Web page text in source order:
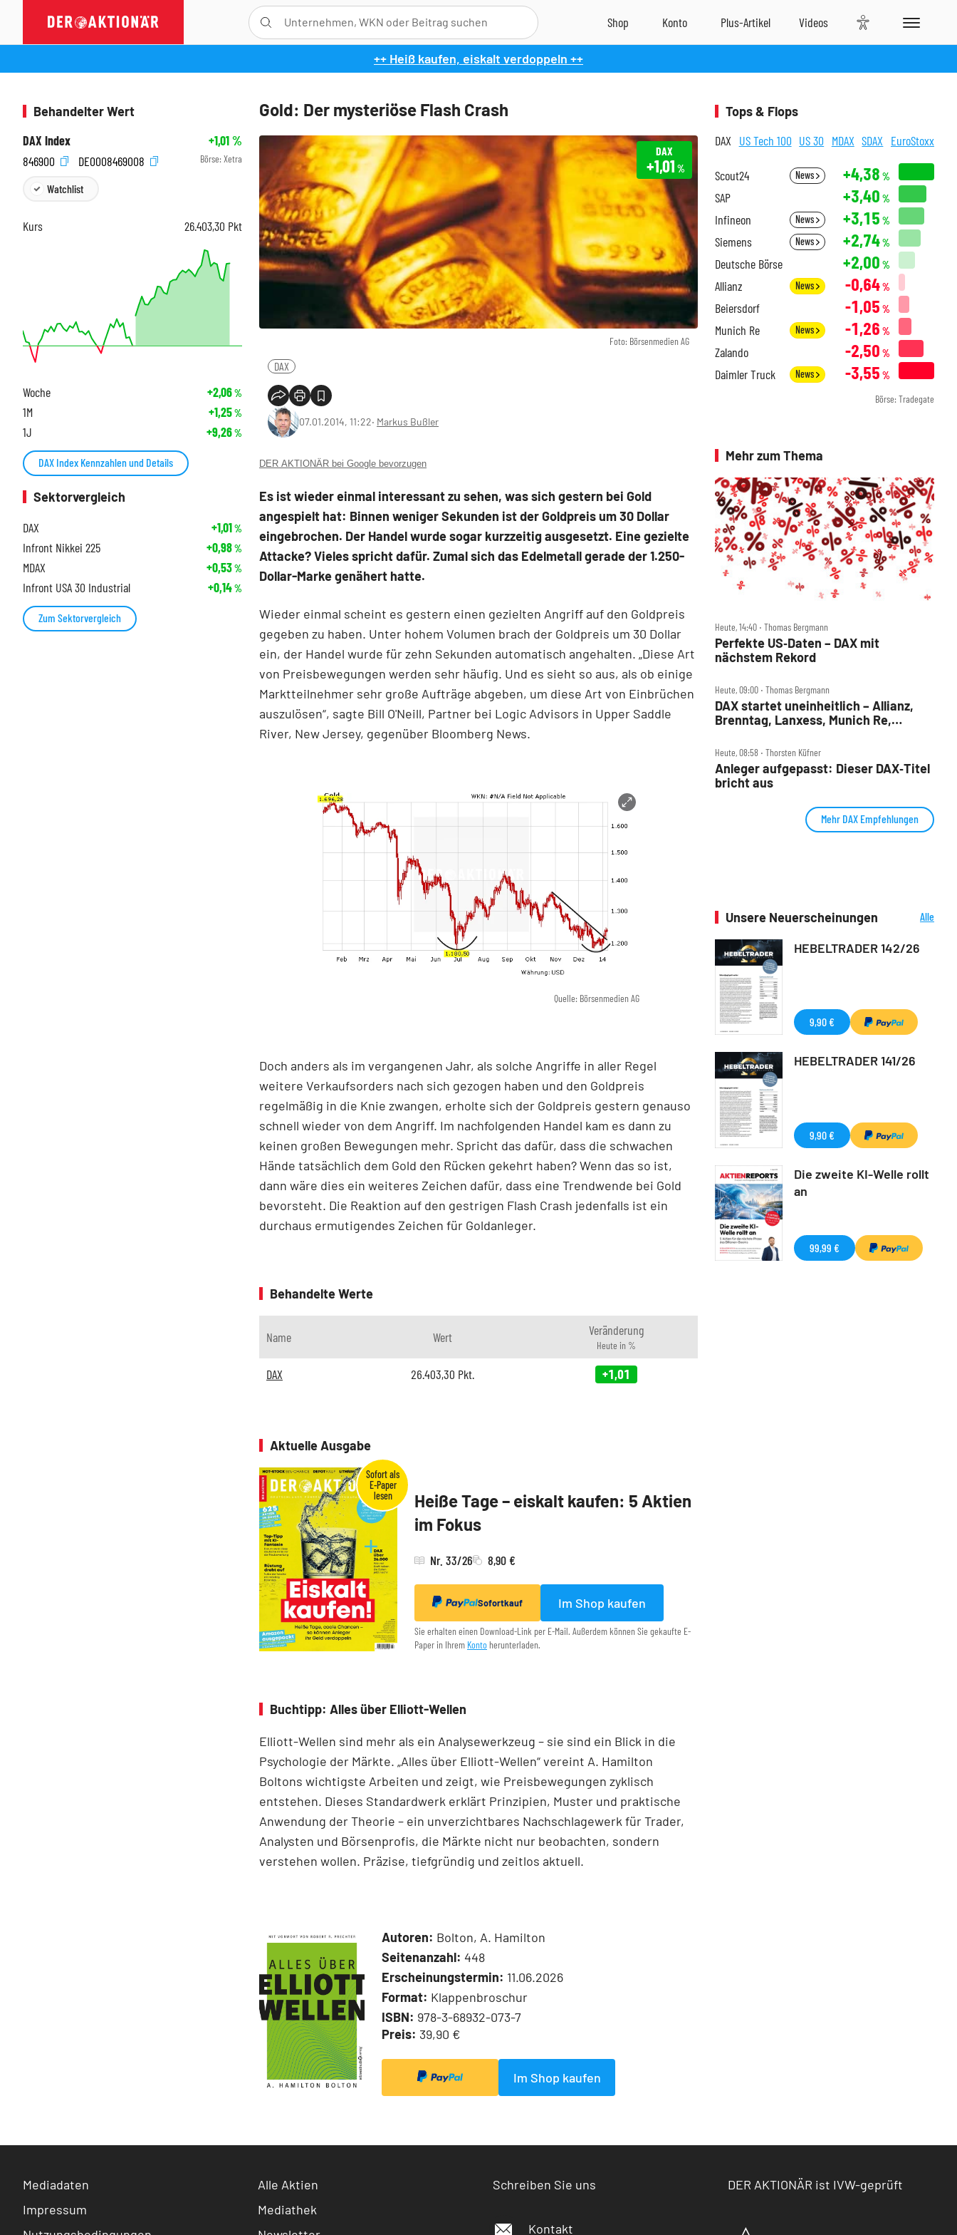
++ Heiß kaufen, eiskalt verdoppeln ++
Gold: Der mysteriöse Flash Crash
Foto: Börsenmedien AG
DAX
+1,01 %
DAX
07.01.2014, 11:22‧ Markus Bußler
DER AKTIONÄR bei Google bevorzugen
Es ist wieder einmal interessant zu sehen, was sich gestern bei Gold
angespielt hat: Binnen weniger Sekunden ist der Goldpreis um 30 Dollar
eingebrochen. Der Handel wurde sogar kurzzeitig ausgesetzt. Eine gezielte
Attacke? Vieles spricht dafür. Zumal sich das Edelmetall gerade der 1.250-
Dollar-Marke genähert hatte.
Wieder einmal scheint es gestern einen gezielten Angriff auf den Goldpreis
gegeben zu haben. Unter hohem Volumen brach der Goldpreis um 30 Dollar
ein, der Handel wurde für zehn Sekunden automatisch angehalten. „Diese Art
von Preisbewegungen werden sehr häufig. Und es sieht so aus, als ob einige
Marktteilnehmer sehr große Aufträge abgeben, um diese Art von Einbrüchen
auszulösen“, sagte Bill O'Neill, Partner bei Logic Advisors in Upper Saddle
River, New Jersey, gegenüber Bloomberg News.
Quelle: Börsenmedien AG
Doch anders als im vergangenen Jahr, als solche Angriffe in aller Regel
weitere Verkaufsorders nach sich gezogen haben und den Goldpreis
regelmäßig in die Knie zwangen, erholte sich der Goldpreis gestern genauso
schnell wieder von dem Angriff. Im nachfolgenden Handel kam es dann zu
keinen großen Bewegungen mehr. Spricht das dafür, dass die schwachen
Hände tatsächlich dem Gold den Rücken gekehrt haben? Wenn das so ist,
dann wäre dies ein weiteres Zeichen dafür, dass eine Trendwende bei Gold
bevorsteht. Die Reaktion auf den gestrigen Flash Crash jedenfalls ist ein
durchaus ermutigendes Zeichen für Goldanleger.
Behandelte Werte
Name Wert Veränderung
Heute in %
DAX 26.403,30 Pkt. +1,01
Aktuelle Ausgabe
Heiße Tage – eiskalt kaufen: 5 Aktien
im Fokus
Nr. 33/26 8,90 €
Sofortkauf Im Shop kaufen
Sie erhalten einen Download-Link per E-Mail. Außerdem können Sie gekaufte E-
Paper in Ihrem Konto herunterladen.
Buchtipp: Alles über Elliott-Wellen
Elliott-Wellen sind mehr als ein Analysewerkzeug – sie sind ein Blick in die
Psychologie der Märkte. „Alles über Elliott-Wellen“ vereint A. Hamilton
Boltons wichtigste Arbeiten und zeigt, wie Preisbewegungen zyklisch
entstehen. Dieses Standardwerk erklärt Prinzipien, Muster und praktische
Anwendung der Theorie – ein unverzichtbares Nachschlagewerk für Trader,
Analysten und Börsenprofis, die Märkte nicht nur beobachten, sondern
verstehen wollen. Präzise, tiefgründig und zeitlos aktuell.
Autoren: Bolton, A. Hamilton
Seitenanzahl: 448
Erscheinungstermin: 11.06.2026
Format: Klappenbroschur
ISBN: 978-3-68932-073-7
Preis: 39,90 €
Im Shop kaufen
Behandelter Wert
DAX Index
+1,01%
846900
DE0008469008 Börse: Xetra
Watchlist
Kurs 26.403,30 Pkt
Woche +2,06%
1M +1,25%
1J +9,26%
DAX Index Kennzahlen und Details
Sektorvergleich
DAX
+1,01%
Infront Nikkei 225 +0,98%
MDAX +0,53%
Infront USA 30 Industrial +0,14%
Zum Sektorvergleich
Tops & Flops
DAX US Tech 100 US 30 MDAX SDAX EuroStoxx
Scout24 News +4,38 %
SAP +3,40 %
Infineon News +3,15 %
Siemens News +2,74%
Deutsche Börse +2,00 %
Allianz News -0,64%
Beiersdorf -1,05 %
Munich Re News -1,26 %
Zalando -2,50 %
Daimler Truck News -3,55 %
Börse: Tradegate
Mehr zum Thema
Heute, 14:40 ‧ Thomas Bergmann
Perfekte US‑Daten – DAX mit
nächstem Rekord
Heute, 09:00 ‧ Thomas Bergmann
DAX startet uneinheitlich – Allianz,
Brenntag, Lanxess, Munich Re,
Heute, 08:58 ‧ Thorsten Küfner
Anleger aufgepasst: Dieser DAX‑Titel
bricht aus
Mehr DAX Empfehlungen
Unsere Neuerscheinungen
Alle
HEBELTRADER 142/26
9,90 €
HEBELTRADER 141/26
9,90 €
Die zweite KI-Welle rollt
an
99,99 €
Mediadaten
Impressum
Alle Aktien
Mediathek
Schreiben Sie uns
Kontakt
DER AKTIONÄR ist IVW-geprüft